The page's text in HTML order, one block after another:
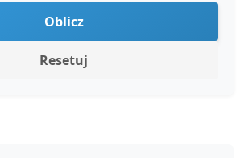
Oblicz
Resetuj